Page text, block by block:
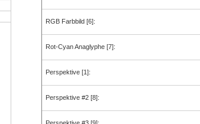
RGB Farbbild [6]:
Rot-Cyan Anaglyphe [7]:
Perspektive [1]:
Perspektive #2 [8]: